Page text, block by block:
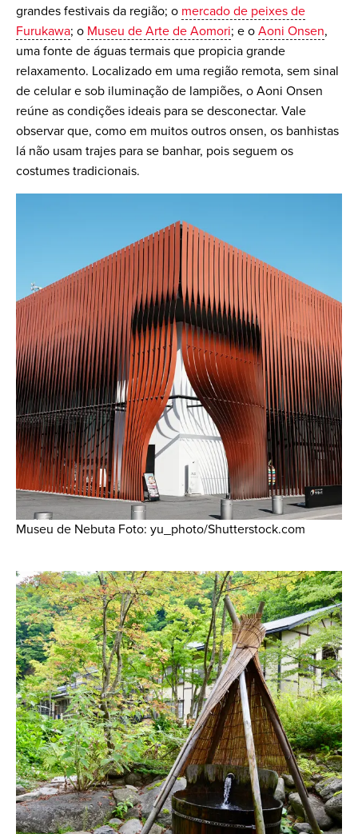
grandes festivais da região; o mercado de peixes de
Furukawa; o Museu de Arte de Aomori; e o Aoni Onsen,
uma fonte de águas termais que propicia grande
relaxamento. Localizado em uma região remota, sem sinal
de celular e sob iluminação de lampiões, o Aoni Onsen
reúne as condições ideais para se desconectar. Vale
observar que, como em muitos outros onsen, os banhistas
lá não usam trajes para se banhar, pois seguem os
costumes tradicionais.
Museu de Nebuta Foto: yu_photo/Shutterstock.com